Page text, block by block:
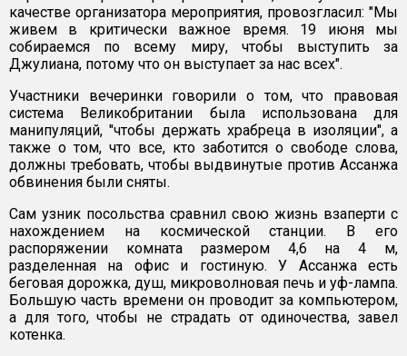
качестве организатора мероприятия, провозгласил: "Мы
живем в критически важное время. 19 июня мы
собираемся по всему миру, чтобы выступить за
Джулиана, потому что он выступает за нас всех".
Участники вечеринки говорили о том, что правовая
система Великобритании была использована для
манипуляций, "чтобы держать храбреца в изоляции", а
также о том, что все, кто заботится о свободе слова,
должны требовать, чтобы выдвинутые против Ассанжа
обвинения были сняты.
Сам узник посольства сравнил свою жизнь взаперти с
нахождением на космической станции. В его
распоряжении комната размером 4,6 на 4 м,
разделенная на офис и гостиную. У Ассанжа есть
беговая дорожка, душ, микроволновая печь и уф-лампа.
Большую часть времени он проводит за компьютером,
а для того, чтобы не страдать от одиночества, завел
котенка.